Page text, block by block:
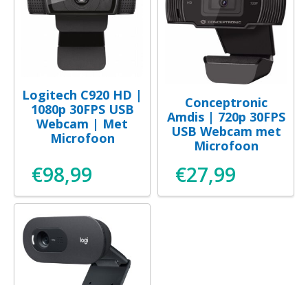
Logitech C920 HD |
1080p 30FPS USB
Webcam | Met
Microfoon
€98,99
Conceptronic
Amdis | 720p 30FPS
USB Webcam met
Microfoon
€27,99